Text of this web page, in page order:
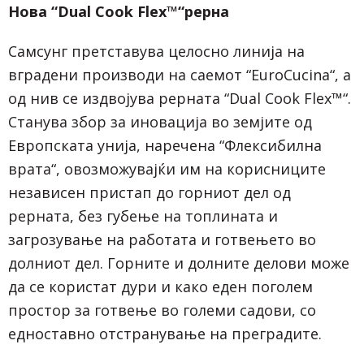
Нова “Dual Cook Flex™“рерна
Самсунг претставува целосно линија на
вградени производи на саемот “EuroCucina“, а
од нив се издвојува рерната “Dual Cook Flex™“.
Станува збор за иновација во земјите од
Европската унија, наречена “Флексибилна
врата“, овозможувајќи им на корисниците
независен пристап до горниот дел од
рерната, без губење на топлината и
загрозување на работата и готвењето во
долниот дел. Горните и долните делови може
да се користат дури и како еден поголем
простор за готвење во големи садови, со
едноставно отстранување на преградите.